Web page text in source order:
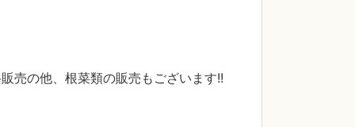
売の他、根菜類の販売もございます!!